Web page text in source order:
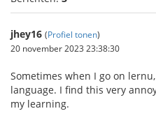
jhey16 (Profiel tonen)
20 november 2023 23:38:30
Sometimes when I go on
language. I find this very
my learning.